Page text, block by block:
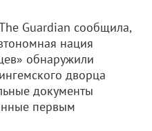
Guardian сообщила,
нация
обнаружили
дворца
документы
первым